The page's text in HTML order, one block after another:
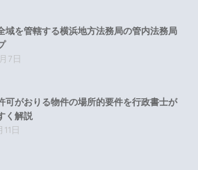
域を管轄する横浜地方法務局の管内法務局
7日
可がおりる物件の場所的要件を行政書士が
く解説
日